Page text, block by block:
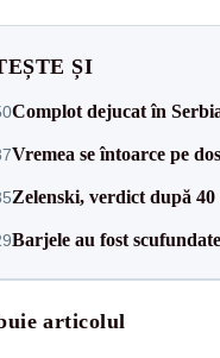
ȘI
Complot dejucat în
Vremea se întoarce pe
Zelenski, verdict după
Barjele au fost
articolul